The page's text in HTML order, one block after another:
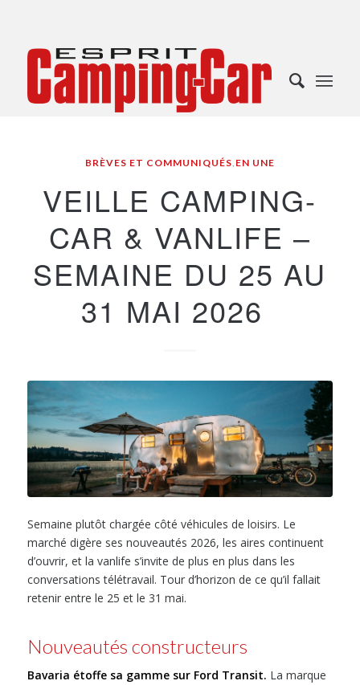
BRÈVES ET COMMUNIQUÉS, EN UNE
VEILLE CAMPING-
CAR & VANLIFE –
SEMAINE DU 25 AU
31 MAI 2026
Semaine plutôt chargée côté véhicules de loisirs. Le
marché digère ses nouveautés 2026, les aires continuent
d’ouvrir, et la vanlife s’invite de plus en plus dans les
conversations télétravail. Tour d’horizon de ce qu’il fallait
retenir entre le 25 et le 31 mai.
Nouveautés constructeurs
Bavaria étoffe sa gamme sur Ford Transit. La marque